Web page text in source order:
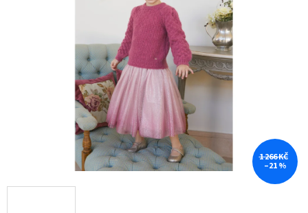
1 266 KČ
–21 %